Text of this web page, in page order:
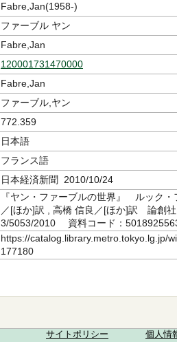
Fabre,Jan(1958-)
ファーブル ヤン
Fabre,Jan
120001731470000
Fabre,Jan
ファーブル,ヤン
772.359
日本語
フランス語
日本経済新聞 2010/10/24
『ヤン・ファーブルの世界』 ルック
／[ほか]訳 , 高橋 信良／[ほか]訳 論
3/5053/2010 資料コード：
https://catalog.library.metro.tokyo.lg.jp/
177180
サイトポリシー 個人情